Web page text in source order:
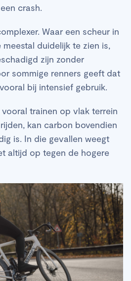
crash.
Waar een scheur in
duidelijk te zien is,
zijn zonder
sommige renners geeft dat
bij intensief gebruik.
trainen op vlak terrein
kan carbon bovendien
is. In die gevallen weegt
altijd op tegen de hogere